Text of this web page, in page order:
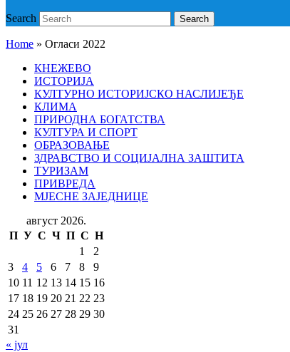
Search Search
Home » Огласи 2022
КНЕЖЕВО
ИСТОРИЈА
КУЛТУРНО ИСТОРИЈСКО НАСЛИЈЕЂЕ
КЛИМА
ПРИРОДНА БОГАТСТВА
КУЛТУРА И СПОРТ
ОБРАЗОВАЊЕ
ЗДРАВСТВО И СОЦИЈАЛНА ЗАШТИТА
ТУРИЗАМ
ПРИВРЕДА
МЈЕСНЕ ЗАЈЕДНИЦЕ
август 2026.
П У С Ч П С Н
1
2
3
4 5 6 7 8
9
10 11 12 13 14 15 16
17 18 19 20 21 22 23
24 25 26 27 28 29 30
31
« јул